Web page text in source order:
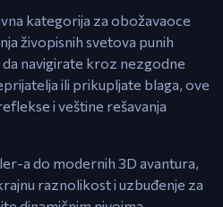
kategorija za obožavaoce
živopisnih svetova punih
navigirate kroz nezgodne
ili prikupljate blaga, ove
i veštine rešavanja
a do modernih 3D avantura,
raznolikost i uzbuđenje za